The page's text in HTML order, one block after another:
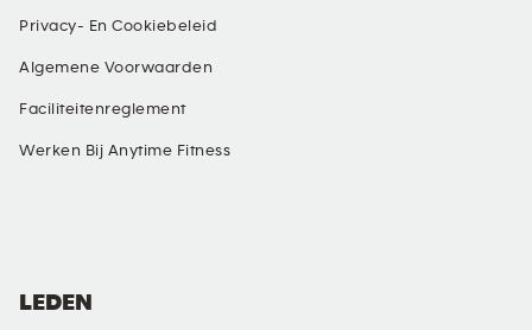
Privacy- En Cookiebeleid
Algemene Voorwaarden
Faciliteitenreglement
Werken Bij Anytime Fitness
LEDEN